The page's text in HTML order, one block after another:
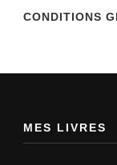
CONDITIONS
MES LIVRES